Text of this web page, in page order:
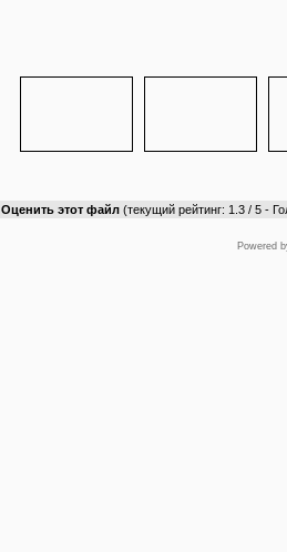
Оценить этот файл (текущий рейтинг: 1.3 / 5 -
Powered